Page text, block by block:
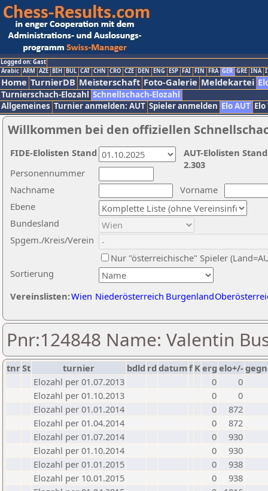
Logged on: Gast
Arabic ARM AZE BIH BUL CAT CHN CRO CZE DEN ENG ESP FAI FIN FRA GER GRE INA
Home TurnierDB Meisterschaft Foto-Galerie Meldekartei
Turnierschach-Elozahl Schnellschach-Elozahl
Allgemeines Turnier anmelden: AUT Spieler anmelden Elo AUT
Willkommen bei den offiziellen
Nachname
Vorname
Ebene
Sortierung
Personennummer
Bundesland
Spgem./Kreis/Verein
Nur "österreichische" Spieler
Vereinslisten:Wien Niederösterreich Burgenland
AUT-Elolisten
2.303
FIDE-Elolisten Stand
Pnr:124848 Name: Valentin
tnrSt turnier bdld rd datumf Kerg elo+/-
Elozahl per 01.07.2013
0
0
Elozahl per 01.10.2013
0
0
Elozahl per 01.01.2014
0
872
Elozahl per 01.04.2014
0
872
Elozahl per 01.07.2014
0
930
Elozahl per 01.10.2014
0
930
Elozahl per 01.01.2015
0
938
Elozahl per 10.01.2015
0
938